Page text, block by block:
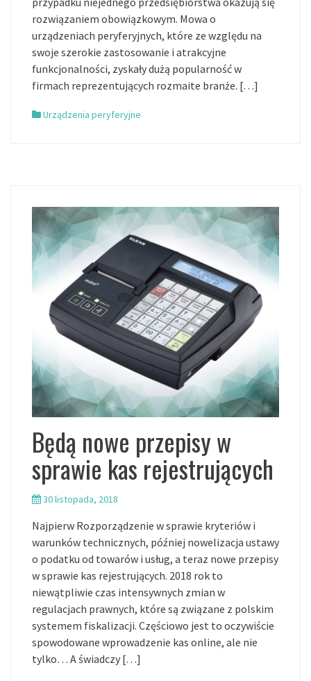
rozwiązaniem obowiązkowym. Mowa o
urządzeniach peryferyjnych, które ze względu na
swoje szerokie zastosowanie i atrakcyjne
funkcjonalności, zyskały dużą popularność w
firmach reprezentujących rozmaite branże. […]
Urządzenia peryferyjne
Będą nowe przepisy w
sprawie kas rejestrujących
30 listopada, 2018
Najpierw Rozporządzenie w sprawie kryteriów i
warunków technicznych, później nowelizacja ustawy
o podatku od towarów i usług, a teraz nowe przepisy
w sprawie kas rejestrujących. 2018 rok to
niewątpliwie czas intensywnych zmian w
regulacjach prawnych, które są związane z polskim
systemem fiskalizacji. Częściowo jest to oczywiście
spowodowane wprowadzenie kas online, ale nie
tylko… A świadczy […]